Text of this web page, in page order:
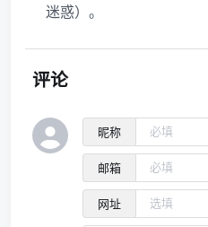
迷惑）。
评论
昵称
邮箱
网址